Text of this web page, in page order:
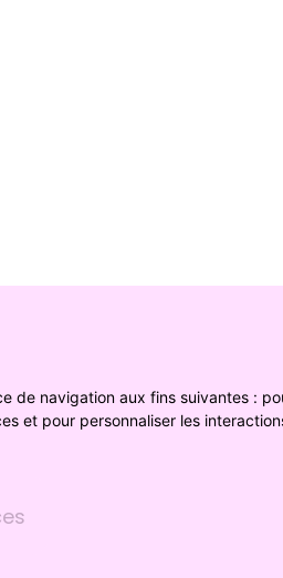
de navigation aux fins suivantes :
et pour personnaliser les